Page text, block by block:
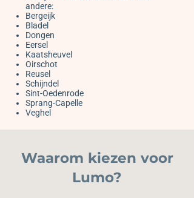
andere:
Bergeijk
Bladel
Dongen
Eersel
Kaatsheuvel
Oirschot
Reusel
Schijndel
Sint-Oedenrode
Sprang-Capelle
Veghel
Waarom kiezen voor
Lumo?